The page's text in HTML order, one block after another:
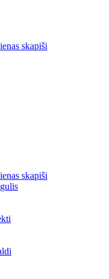
skapiši
skapiši